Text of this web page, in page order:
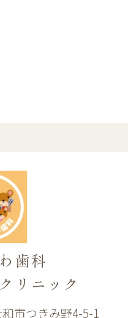
歯科
リニック
市つきみ野4-5-1